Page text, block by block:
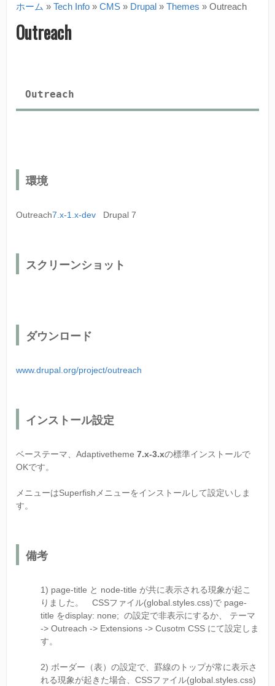
現
在
ホーム » Tech Info » CMS » Drupal » Themes » Outreach
Outreach
Outreach
環境
Outreach7.x-1.x-dev Drupal 7
スクリーンショット
ダウンロード
www.drupal.org/project/outreach
インストール設定
ベーステーマ、Adaptivetheme 7.x-3.xの標準インストールで
OKです。
メニューはSuperfishメニューをインストールして設定いしま
す。
備考
1) page-title と node-title が共に表示される現象が起こ
りました。 CSSファイル(global.styles.css)で page-
title をdisplay: none; の設定で非表示にするか、 テーマ
-> Outreach -> Extensions -> Cusotm CSS にて設定しま
す。
2) ボーダー（表）の設定で、罫線のトップが常に表示さ
れる現象が起きた場合、CSSファイル(global.styles.css)